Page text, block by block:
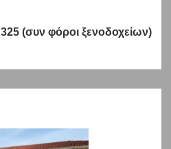
325 (συν φόροι ξενοδοχείων)